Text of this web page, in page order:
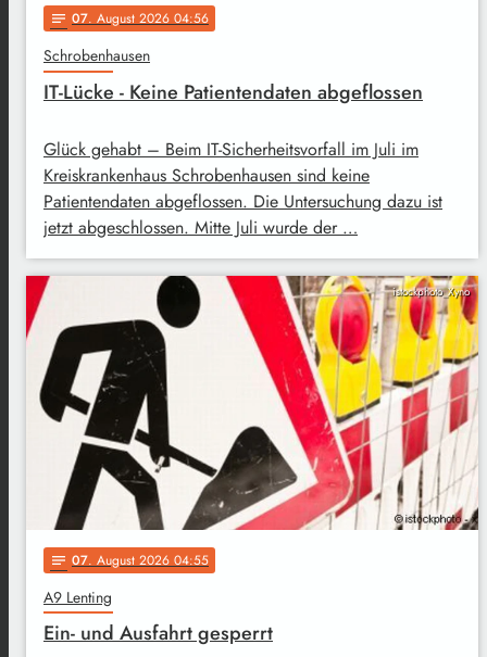
notes 07. August 2026 04:56
Schrobenhausen
IT-Lücke - Keine Patientendaten abgeflossen
Glück gehabt – Beim IT-Sicherheitsvorfall im Juli im
Kreiskrankenhaus Schrobenhausen sind keine
Patientendaten abgeflossen. Die Untersuchung dazu ist
jetzt abgeschlossen. Mitte Juli wurde der …
istockphoto_Xyno
notes 07. August 2026 04:55
A9 Lenting
Ein- und Ausfahrt gesperrt